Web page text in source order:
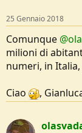
25 Gennaio 2018
Comunque
milioni di
numeri, in
Ciao
,